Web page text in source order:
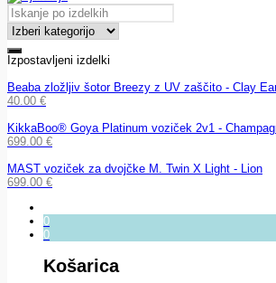
Izpostavljeni izdelki
Beaba zložljiv šotor Breezy z UV zaščito - Clay
40.00 €
KikkaBoo® Goya Platinum voziček 2v1 -
699.00 €
MAST voziček za dvojčke M. Twin X Light - Lion
699.00 €
0
0
Košarica